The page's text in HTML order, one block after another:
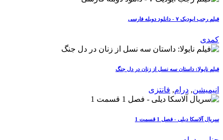
فیلم رجب ایودیک ۷ - دانلود دوبله فارسی
کمدی
فیلم نایولا: داستان سه نسل از زنان در دل جنگ
انیمیشن, درام, فانتزی
سریال آلاسکا دیلی - فصل 1 قسمت 1